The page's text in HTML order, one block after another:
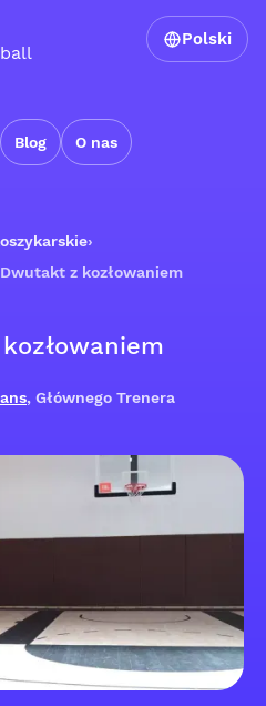
Blog O nas
Polski
›
Dwutakt z kozłowaniem
, Głównego Trenera